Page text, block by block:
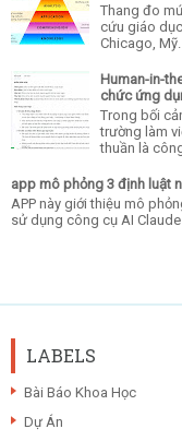
Thang đo
cứu giáo
Chicago,
Human-in-
chức ứng
Trong bối
trường làm
thuần là công
app mô phỏng 3 định luật
APP này giới thiệu mô
sử dụng công cụ AI
LABELS
Bài Báo Khoa Học
Dự Án